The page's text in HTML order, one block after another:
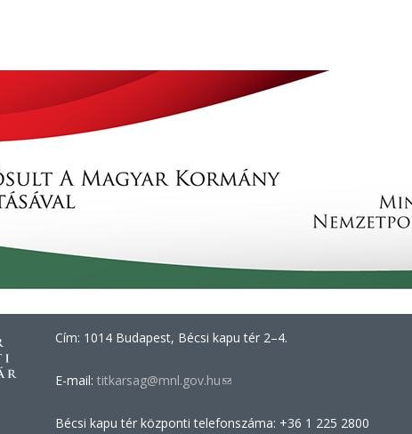
Cím: 1014 Budapest, Bécsi kapu tér 2–4.
E-mail: titkarsag@mnl.gov.hu(link
e-
Bécsi kapu tér központi telefonszáma: +36 1 225 2800